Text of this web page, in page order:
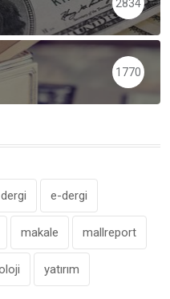
2834
1770
dergi e-dergi
makale mallreport
yatırım